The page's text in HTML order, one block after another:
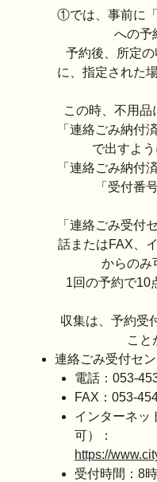
①では、事前に「
への予
予約後、所定
に、指定された
この時、不用
「連絡ごみ納付
で出すよ
「連絡ごみ納付
「受付番
「連絡ごみ受付
話またはFAX、
からのみ
1回の予約で10
収集は、予約受
こと
連絡ごみ受付セ
電話：053-
FAX：053-
インターネッ
可）：
https://
受付時間：8